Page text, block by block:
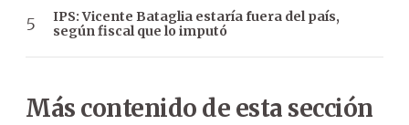
IPS: Vicente Bataglia estaría fuera del país,
según fiscal que lo imputó
Más contenido de esta sección